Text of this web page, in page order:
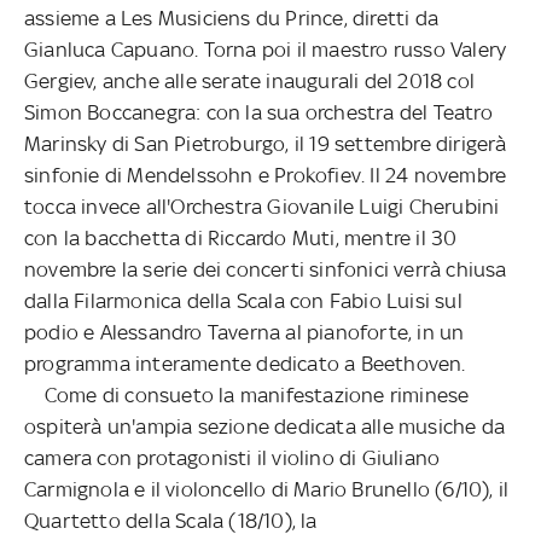
assieme a Les Musiciens du Prince, diretti da
Gianluca Capuano. Torna poi il maestro russo Valery
Gergiev, anche alle serate inaugurali del 2018 col
Simon Boccanegra: con la sua orchestra del Teatro
Marinsky di San Pietroburgo, il 19 settembre dirigerà
sinfonie di Mendelssohn e Prokofiev. Il 24 novembre
tocca invece all'Orchestra Giovanile Luigi Cherubini
con la bacchetta di Riccardo Muti, mentre il 30
novembre la serie dei concerti sinfonici verrà chiusa
dalla Filarmonica della Scala con Fabio Luisi sul
podio e Alessandro Taverna al pianoforte, in un
programma interamente dedicato a Beethoven.
Come di consueto la manifestazione riminese
ospiterà un'ampia sezione dedicata alle musiche da
camera con protagonisti il violino di Giuliano
Carmignola e il violoncello di Mario Brunello (6/10), il
Quartetto della Scala (18/10), la